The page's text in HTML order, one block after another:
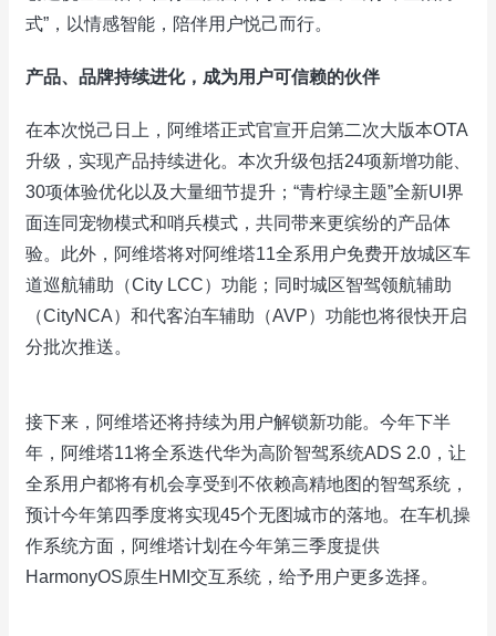
式”，以情感智能，陪伴用户悦己而行。
产品、品牌持续进化，成为用户可信赖的伙伴
在本次悦己日上，阿维塔正式官宣开启第二次大版本OTA
升级，实现产品持续进化。本次升级包括24项新增功能、
30项体验优化以及大量细节提升；“青柠绿主题”全新UI界
面连同宠物模式和哨兵模式，共同带来更缤纷的产品体
验。此外，阿维塔将对阿维塔11全系用户免费开放城区车
道巡航辅助（City LCC）功能；同时城区智驾领航辅助
（CityNCA）和代客泊车辅助（AVP）功能也将很快开启
分批次推送。
接下来，阿维塔还将持续为用户解锁新功能。今年下半
年，阿维塔11将全系迭代华为高阶智驾系统ADS 2.0，让
全系用户都将有机会享受到不依赖高精地图的智驾系统，
预计今年第四季度将实现45个无图城市的落地。在车机操
作系统方面，阿维塔计划在今年第三季度提供
HarmonyOS原生HMI交互系统，给予用户更多选择。